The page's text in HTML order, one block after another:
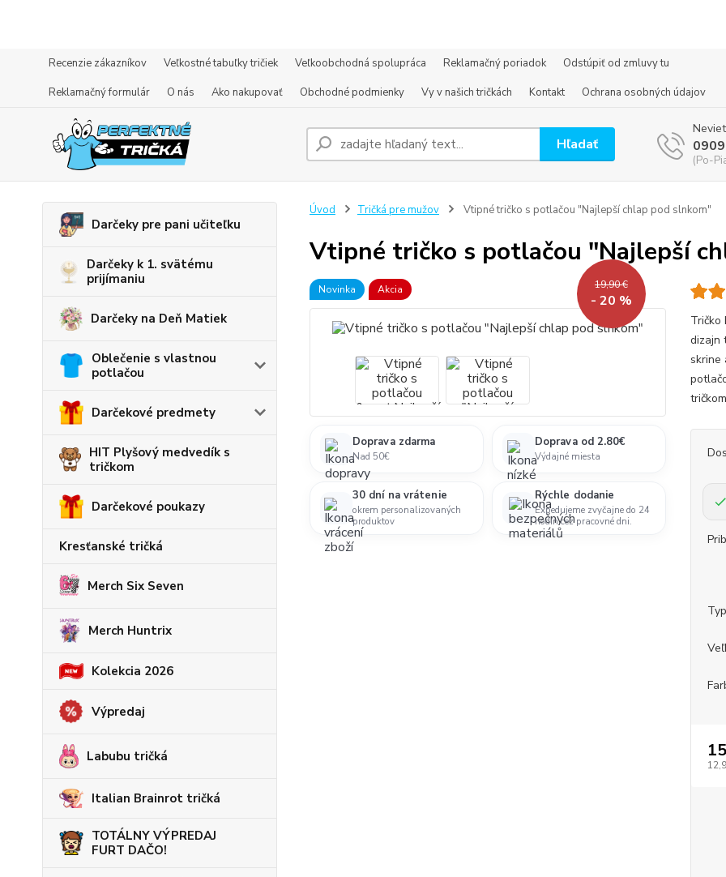
Recenzie zákazníkov Veľkostné tabuľky tričiek Veľkoobchodná spolupráca Reklamačný poriadok
Odstúpiť od zmluvy tu
Reklamačný formulár
O nás Ako nakupovať Obchodné podmienky Vy v našich tričkách Kontakt Ochrana osobných údajov
Hľadať
(Po-
Darčeky pre pani učiteľku
Darčeky k 1. svätému
prijímaniu
Darčeky na Deň Matiek
Oblečenie s vlastnou
potlačou
Darčekové predmety
HIT Plyšový medvedík s
tričkom
Darčekové poukazy
Kresťanské tričká
Merch Six Seven
Merch Huntrix
Kolekcia 2026
Výpredaj
Labubu tričká
Italian Brainrot tričká
TOTÁLNY VÝPREDAJ
FURT DAČO!
Úvod Tričká pre mužov Vtipné tričko s potlačou "Najlepší chlap pod slnkom"
Vtipné tričko s potlačou "Najlepší
Novinka Akcia 19,90 €
- 20 %
Doprava zdarma
Nad 50€
Doprava od 2.80€
Výdajné miesta
30 dní na vrátenie
okrem personalizovaných
produktov
Rýchle dodanie
Expedujeme zvyčajne do 24
hodín cez pracovné dni.
Tričko
dizajn
skrine
Typ